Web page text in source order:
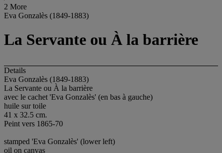
2 More
Eva Gonzalès (1849-1883)
La Servante ou À la barrière
Details
Eva Gonzalès (1849-1883)
La Servante ou À la barrière
avec le cachet 'Eva Gonzalès' (en bas à gauche)
huile sur toile
41 x 32.5 cm.
Peint vers 1865-70
stamped 'Eva Gonzalès' (lower left)
oil on canvas